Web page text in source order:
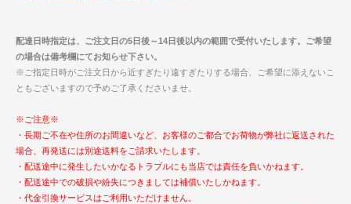
配達日時指定は、ご注文日の5日後～14日後以内の範囲で受付いたします。ご希望
の場合は備考欄にてお知らせ下さい。
※ご指定日時がご注文日から近すぎたり遠すぎたりする場合、ご希望に添えないこ
ともございますので予めご了承くださいませ。
※ご注意※
・長期ご不在や住所のお間違いなど、お客様のご都合でお荷物が弊社に返送された
場合、再発送には別途送料をご請求いたします。
・配送途中に発生したいかなるトラブルにも当店では責任を負いかねます。
・配送途中での破損や紛失につきましては補償いたしかねます。
・代金引換サービスはご利用いただけません。